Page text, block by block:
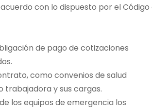
con lo dispuesto por el Código
de pago de cotizaciones
como convenios de salud
y sus cargas.
los equipos de emergencia los